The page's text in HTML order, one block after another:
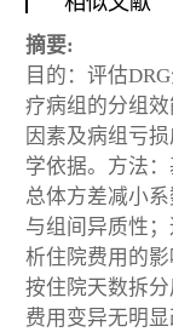
摘要:
目的：评估
疗病组的分组
因素及病组亏
学依据。方法
总体方差减小
与组间异质性
析住院费用的影
按住院天数拆
费用变异无明